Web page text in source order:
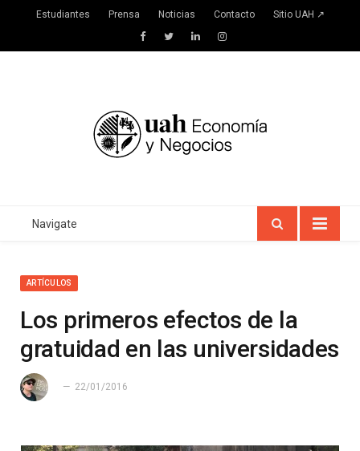
Estudiantes Prensa Noticias Contacto Sitio UAH ↗
FacebookTwitterLinkedInInstagram
Navigate
ARTÍCULOS
Los primeros efectos de la
gratuidad en las universidades
22/01/2016